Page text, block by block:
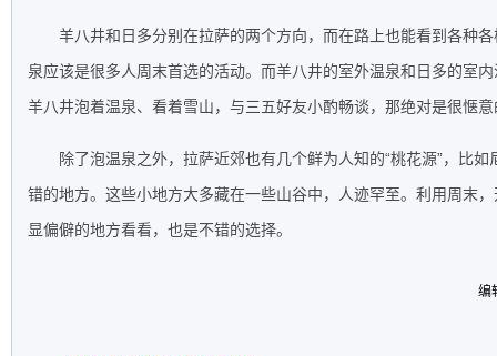
羊八井和日多分别在拉萨的两个方向，而在路上也能看到各种
泉应该是很多人周末首选的活动。而羊八井的室外温泉和日多的室
羊八井泡着温泉、看着雪山，与三五好友小酌畅谈，那绝对是很惬
除了泡温泉之外，拉萨近郊也有几个鲜为人知的“桃花源”，比
错的地方。这些小地方大多藏在一些山谷中，人迹罕至。利用周末
显偏僻的地方看看，也是不错的选择。
编